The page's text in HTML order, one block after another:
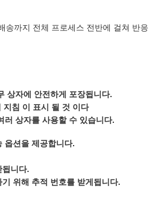
까지 전체 프로세스 전반에 걸쳐 반
상자에 안전하게 포장됩니다.
지침 이 표시 될 것 이다
러 상자를 사용할 수 있습니다.
옵션을 제공합니다.
니다.
위해 추적 번호를 받게됩니다.